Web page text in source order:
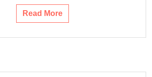
Read More